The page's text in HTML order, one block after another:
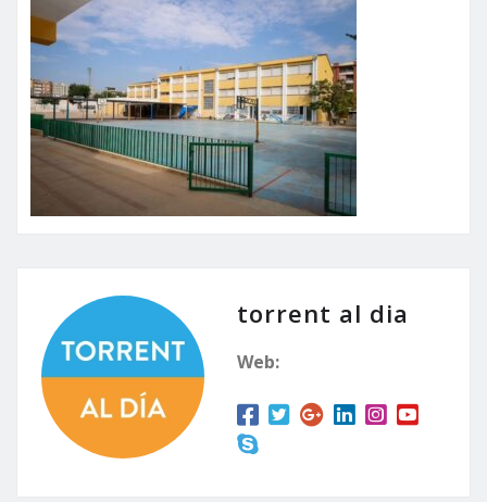
torrent al dia
Web: